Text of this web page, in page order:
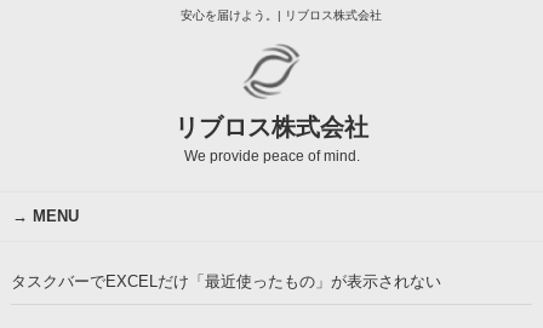
安心を届けよう。| リブロス株式会社
リブロス株式会社
We provide peace of mind.
MENU
タスクバーでEXCELだけ「最近使ったもの」が表示されない